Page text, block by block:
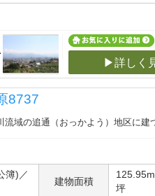
▶詳しく
8737
域の追通（おっかよう）地区に
簿)／
建物面積
125.95m
坪